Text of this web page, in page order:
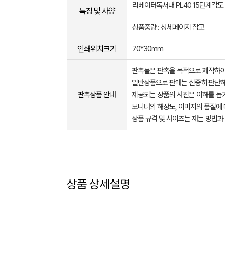
특징 및 사양
리베이터독서대 PL40 15단계각도
상품중량 : 상세페이지 참고
인쇄위치크기 70*30mm
판촉상품 안내
판촉물은 판촉을 목적으로 제작하
일반상품으로 판매는 신중히 판단
제공되는 상품의 사진은 이해를
모니터의 해상도, 이미지의 품질
상품 규격 및 사이즈는 재는 방법
상품 상세설명